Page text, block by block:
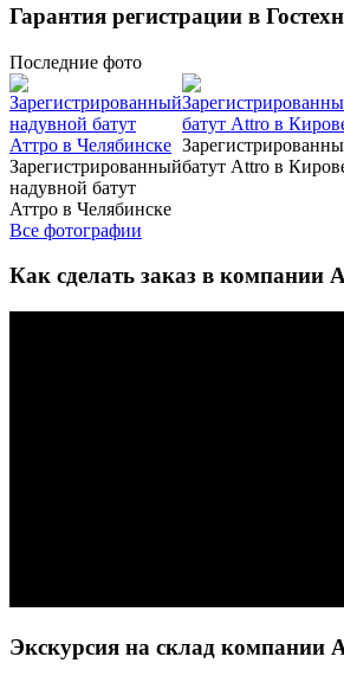
Гарантия регистрации в
Последние фото
Зарегистрированный
надувной батут
Аттро в Челябинске
батут Attro в
Все фотографии
Как сделать заказ в компании
Экскурсия на склад компании